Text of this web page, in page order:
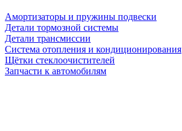
Амортизаторы и пружины подвески
Детали тормозной системы
Детали трансмиссии
Система отопления и кондиционирования
Щётки стеклоочистителей
Запчасти к автомобилям